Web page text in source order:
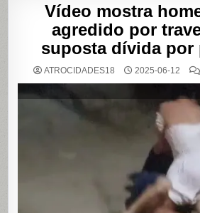
Vídeo mostra
agredido por
suposta dívida por
ATROCIDADES18 2025-06-12